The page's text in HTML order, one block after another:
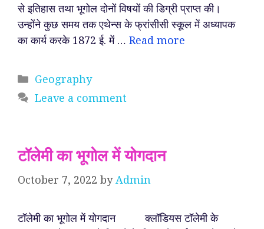
से इतिहास तथा भूगोल दोनों विषयों की डिग्री प्राप्त की।
उन्होंने कुछ समय तक एथेन्स के फ्रांसीसी स्कूल में अध्यापक
का कार्य करके 1872 ई. में … Read more
Categories
Geography
Leave a comment
टॉलेमी का भूगोल में योगदान
October 7, 2022 byAdmin
टॉलेमी का भूगोल में योगदान क्लॉडियस टॉलेमी के